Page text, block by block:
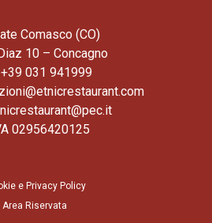
Comasco (CO)
10 – Concagno
031 941999
02956420125
e Privacy Policy
Area Riservata